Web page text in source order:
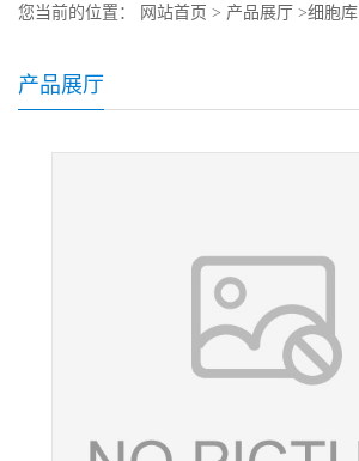
您当前的位置： 网站首页 > 产品展厅 >细胞库
产品展厅